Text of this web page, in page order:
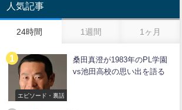
人気記事
24時間 1週間 1ヶ月
エピソード・裏話
桑田真澄が1983年のPL学園
vs池田高校の思い出を語る